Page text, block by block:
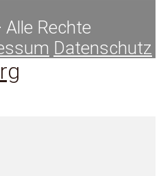
Rechte
Datenschutz